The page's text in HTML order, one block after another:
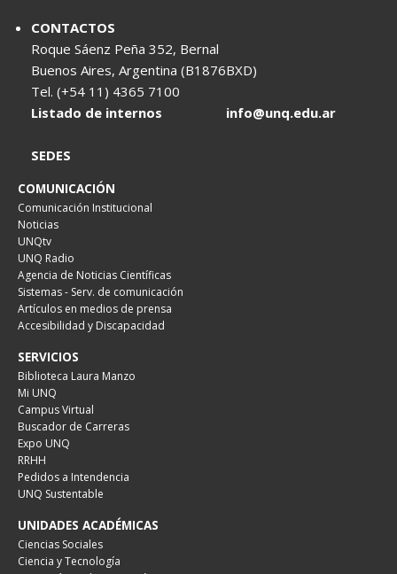
CONTACTOS
Roque Sáenz Peña 352, Bernal
Buenos Aires, Argentina (B1876BXD)
Tel. (+54 11) 4365 7100
Listado de internos
info@unq.edu.ar
SEDES
COMUNICACIÓN
Comunicación Institucional
Noticias
UNQtv
UNQ Radio
Agencia de Noticias Científicas
Sistemas - Serv. de comunicación
Artículos en medios de prensa
Accesibilidad y Discapacidad
SERVICIOS
Biblioteca Laura Manzo
Mi UNQ
Campus Virtual
Buscador de Carreras
Expo UNQ
RRHH
Pedidos a Intendencia
UNQ Sustentable
UNIDADES ACADÉMICAS
Ciencias Sociales
Ciencia y Tecnología